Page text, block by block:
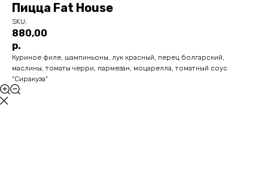
Пицца Fat House
SKU:
880,00
р.
Куриное филе, шампиньоны, лук красный, перец болгарский,
маслины, томаты черри, пармезан, моцарелла, томатный соус
"Сиракуза"